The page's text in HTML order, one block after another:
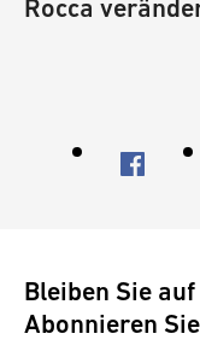
Rocca
Bleiben Sie
Abonnieren